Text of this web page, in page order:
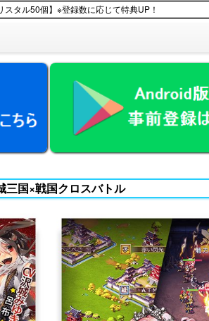
タル50個】※登録数に応じて特典UP！
三国×戦国クロスバトル